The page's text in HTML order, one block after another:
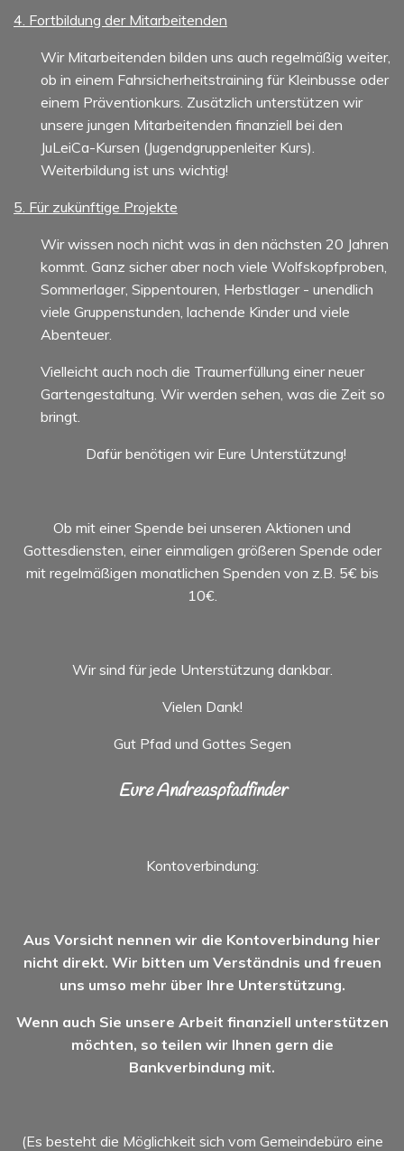
4. Fortbildung der Mitarbeitenden
Wir Mitarbeitenden bilden uns auch regelmäßig weiter,
ob in einem Fahrsicherheitstraining für Kleinbusse oder
einem Präventionkurs. Zusätzlich unterstützen wir
unsere jungen Mitarbeitenden finanziell bei den
JuLeiCa-Kursen (Jugendgruppenleiter Kurs).
Weiterbildung ist uns wichtig!
5. Für zukünftige Projekte
Wir wissen noch nicht was in den nächsten 20 Jahren
kommt. Ganz sicher aber noch viele Wolfskopfproben,
Sommerlager, Sippentouren, Herbstlager - unendlich
viele Gruppenstunden, lachende Kinder und viele
Abenteuer.
Vielleicht auch noch die Traumerfüllung einer neuer
Gartengestaltung. Wir werden sehen, was die Zeit so
bringt.
Dafür benötigen wir Eure Unterstützung!
Ob mit einer Spende bei unseren Aktionen und
Gottesdiensten, einer einmaligen größeren Spende oder
mit regelmäßigen monatlichen Spenden von z.B. 5€ bis
10€.
Wir sind für jede Unterstützung dankbar.
Vielen Dank!
Gut Pfad und Gottes Segen
Eure Andreaspfadfinder
Kontoverbindung:
Aus Vorsicht nennen wir die Kontoverbindung hier
nicht direkt. Wir bitten um Verständnis und freuen
uns umso mehr über Ihre Unterstützung.
Wenn auch Sie unsere Arbeit finanziell unterstützen
möchten, so teilen wir Ihnen gern die
Bankverbindung mit.
(Es besteht die Möglichkeit sich vom Gemeindebüro eine